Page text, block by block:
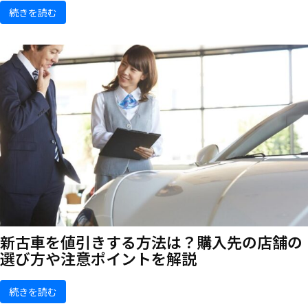
続きを読む
新古車を値引きする方法は？購入先の店舗の
選び方や注意ポイントを解説
続きを読む